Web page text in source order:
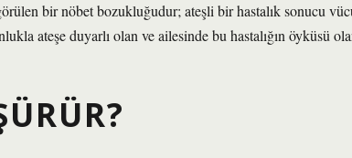
bir nöbet bozukluğudur; ateşli bir hastalık sonucu
ateşe duyarlı olan ve ailesinde bu hastalığın öyküsü